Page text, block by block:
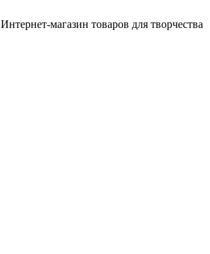
Интернет-магазин товаров для творчества